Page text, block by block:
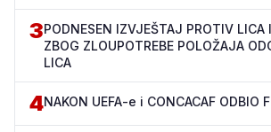
3PODNESEN IZVJEŠTAJ PROTIV LICA
ZBOG ZLOUPOTREBE POLOŽAJA
LICA
4NAKON UEFA-e i CONCACAF ODBIO